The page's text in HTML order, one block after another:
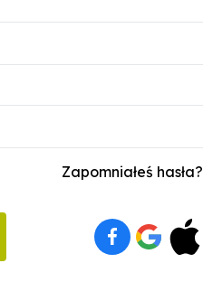
Zapomniałeś hasła?